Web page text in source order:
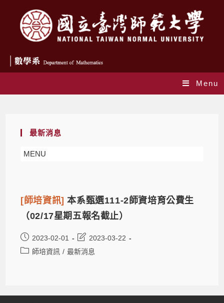
Menu
最新消息
MENU
[師培資訊]本系甄選111-2師資培育公費生
（02/17星期五報名截止）
2023-02-01
2023-03-22
師培資訊 / 最新消息